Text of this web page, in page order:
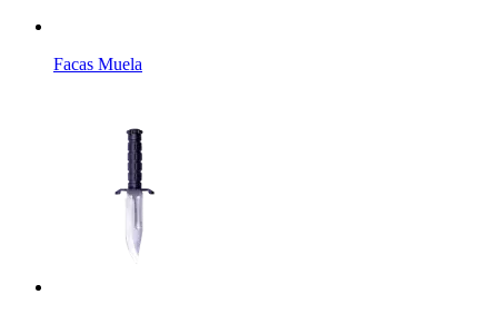
Facas Muela